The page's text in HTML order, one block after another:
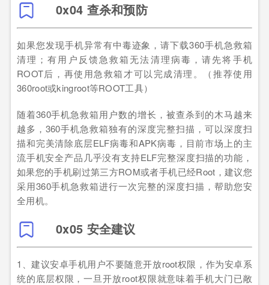
0x04 查杀和预防
如果您发现手机异常有中毒迹象，请下载360手机急救箱
清理；有用户反馈急救箱无法清理病毒，请先将手机
ROOT后，再使用急救箱才可以完成清理。（推荐使用
360root或kingroot等ROOT工具）
随着360手机急救箱用户数的增长，被查杀到的木马越来
越多，360手机急救箱独有的深度完整扫描，可以深度扫
描和完美清除底层ELF病毒和APK病毒，目前市场上的主
流手机安全产品几乎没有支持ELF完整深度扫描的功能，
如果您的手机刷过第三方ROM或者手机已经Root，建议您
采用360手机急救箱进行一次完整的深度扫描，帮助您安
全用机。
0x05 安全建议
1、建议安卓手机用户不要随意开放root权限，作为安卓系
统的底层权限，一旦开放root权限就意味着手机大门已敞